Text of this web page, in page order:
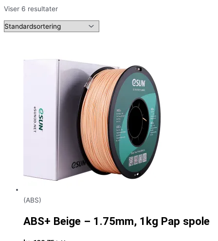
Viser 6 resultater
(ABS)
ABS+ Beige – 1.75mm, 1kg Pap spole